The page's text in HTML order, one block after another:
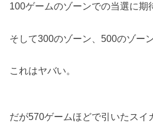
100ゲームのゾーンでの当選に期
そして300のゾーン、500のゾー
これはヤバい。
だが570ゲームほどで引いたスイ